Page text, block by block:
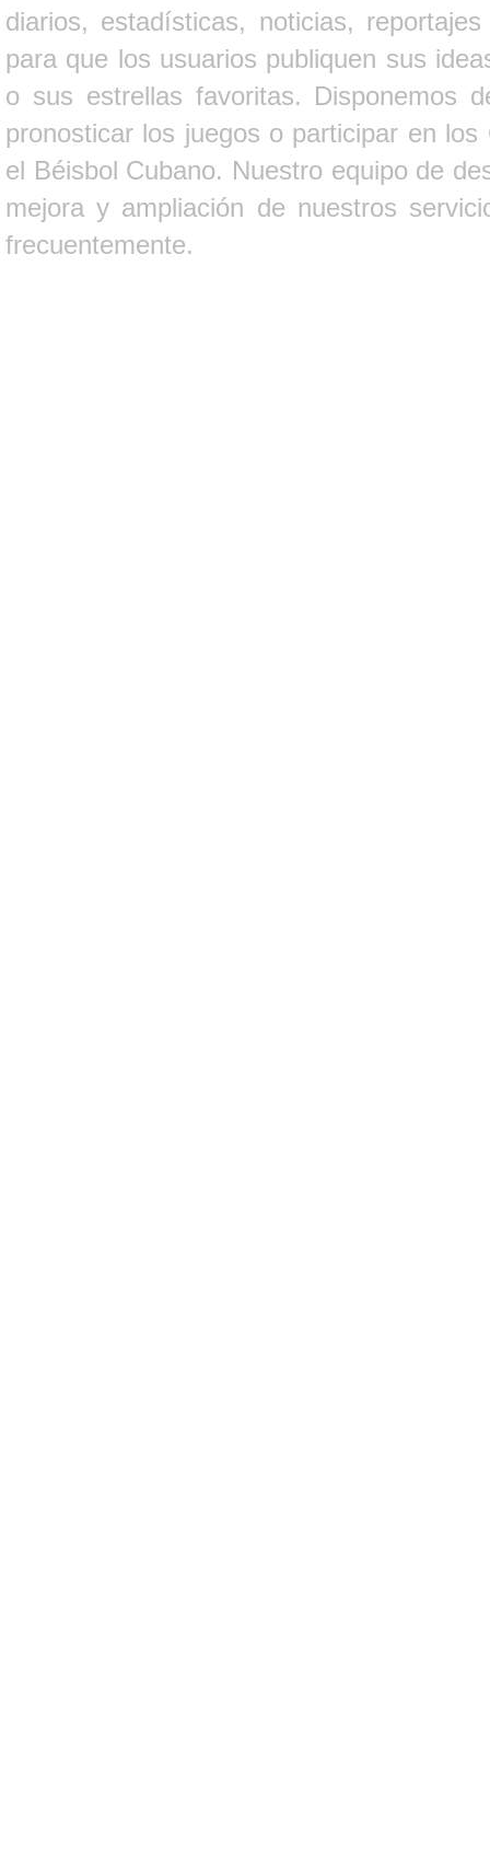
diarios, estadísticas, noticias,
para que los usuarios publiquen sus
o sus estrellas favoritas. Disponemos
pronosticar los juegos o participar en
el Béisbol Cubano. Nuestro equipo de
mejora y ampliación de nuestros
frecuentemente.